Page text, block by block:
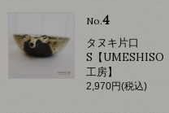
No.4
タヌキ片口
S【UMESHISO
工房】
2,970円(税込)